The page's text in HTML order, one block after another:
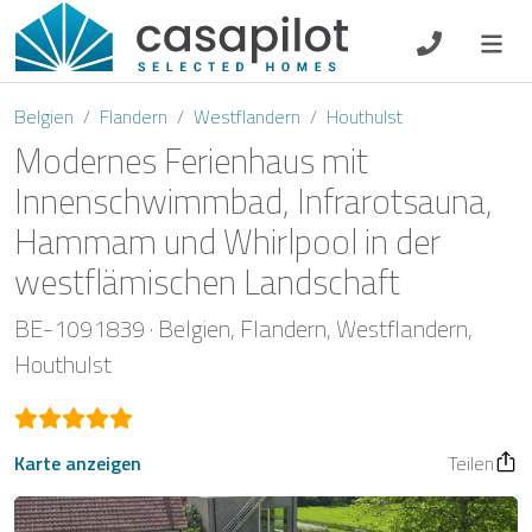
DE EN ES FR
Frühstück
Gutscheine
Eigentümer Log-In
Belgien Flandern Westflandern Houthulst
Modernes Ferienhaus mit
Innenschwimmbad, Infrarotsauna,
Hammam und Whirlpool in der
westflämischen Landschaft
BE-1091839 Belgien Flandern Westflandern
Houthulst
Karte anzeigen Teilen